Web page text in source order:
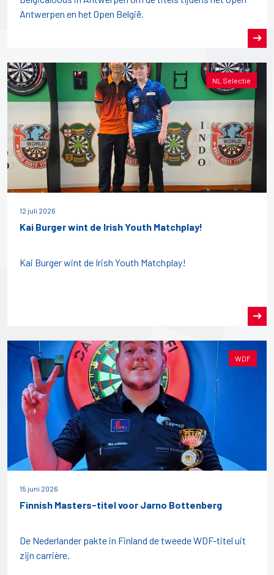
Antwerpen en het Open België.
NL Selectie
12 juli 2026
Kai Burger wint de Irish Youth Matchplay!
Kai Burger wint de Irish Youth Matchplay!
WDF
15 juni 2026
Finnish Masters-titel voor Jarno Bottenberg
De Nederlander pakte in Finland de tweede WDF-titel uit
zijn carrière.